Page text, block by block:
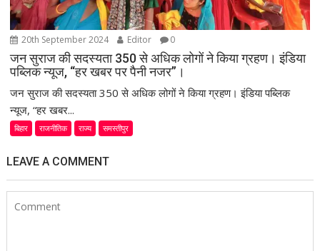
20th September 2024 Editor 0
जन सुराज की सदस्यता 350 से अधिक लोगों ने किया ग्रहण। इंडिया
पब्लिक न्यूज, “हर खबर पर पैनी नजर”।
जन सुराज की सदस्यता 350 से अधिक लोगों ने किया ग्रहण। इंडिया पब्लिक
न्यूज, “हर खबर...
बिहार राजनीतिक राज्य समस्तीपुर
LEAVE A COMMENT